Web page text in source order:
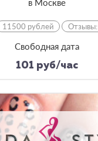
в Москве
11500 рублей Отзывы:
Свободная дата
101 руб/час